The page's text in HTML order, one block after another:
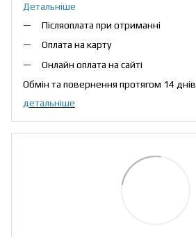
Детальніше
Післяоплата при отриманні
Оплата на карту
Онлайн оплата на сайті
Обмін та повернення протягом 14 днів
детальніше